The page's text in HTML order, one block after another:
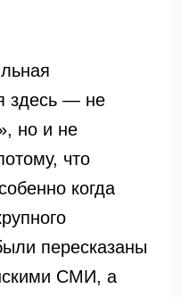
здесь — не
но и не
что
когда
пересказаны
СМИ, а